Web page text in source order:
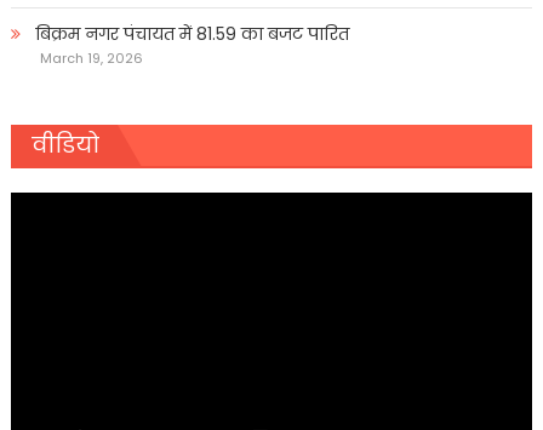
बिक्रम नगर पंचायत में 81.59 का बजट पारित
March 19, 2026
वीडियो